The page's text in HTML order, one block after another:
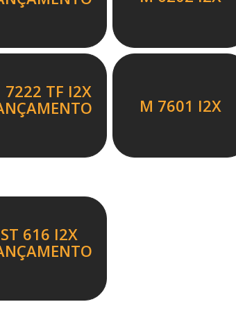
7222 TF I2X
M 7601 I2X
ST 616 I2X